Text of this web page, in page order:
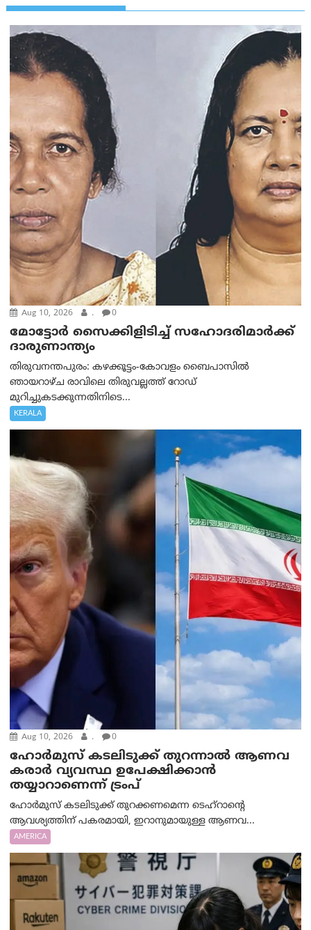
Aug 10, 2026 . 0
മോട്ടോര്‍ സൈക്കിളിടിച്ച് സഹോദരിമാര്‍ക്ക്
ദാരുണാന്ത്യം
തിരുവനന്തപുരം: കഴക്കൂട്ടം-കോവളം ബൈപാസിൽ
ഞായറാഴ്ച രാവിലെ തിരുവല്ലത്ത് റോഡ്
മുറിച്ചുകടക്കുന്നതിനിടെ...
KERALA
Aug 10, 2026 . 0
ഹോർമുസ് കടലിടുക്ക് തുറന്നാൽ ആണവ
കരാർ വ്യവസ്ഥ ഉപേക്ഷിക്കാൻ
തയ്യാറാണെന്ന് ട്രം‌പ്
ഹോർമുസ് കടലിടുക്ക് തുറക്കണമെന്ന ടെഹ്‌റാന്റെ
ആവശ്യത്തിന് പകരമായി, ഇറാനുമായുള്ള ആണവ...
AMERICA